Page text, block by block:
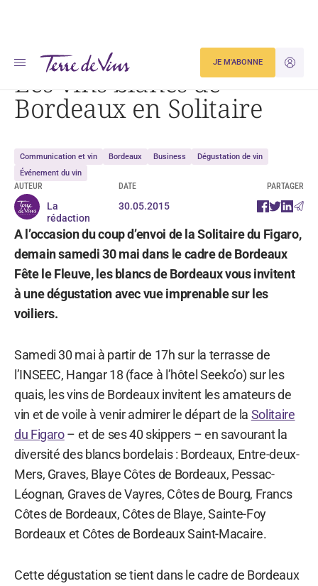
JE
JE M'ABONNE
Accueil Les vins blancs de Bordeaux en Solitaire
Les vins blancs de
Bordeaux en Solitaire
Communication et vin Bordeaux Business
Dégustation de vin
Événement du vin
AUTEUR
La
rédaction
DATE
30.05.2015
PARTAGER
A l’occasion du coup d’envoi de la Solitaire du Figaro,
demain samedi 30 mai dans le cadre de Bordeaux
Fête le Fleuve, les blancs de Bordeaux vous invitent
à une dégustation avec vue imprenable sur les
voiliers.
Samedi 30 mai à partir de 17h sur la terrasse de
l’INSEEC, Hangar 18 (face à l’hôtel Seeko’o) sur les
quais, les vins de Bordeaux invitent les amateurs de
vin et de voile à venir admirer le départ de la Solitaire
du Figaro– et de ses 40 skippers – en savourant la
diversité des blancs bordelais : Bordeaux, Entre-deux-
Mers, Graves, Blaye Côtes de Bordeaux, Pessac-
Léognan, Graves de Vayres, Côtes de Bourg, Francs
Côtes de Bordeaux, Côtes de Blaye, Sainte-Foy
Bordeaux et Côtes de Bordeaux Saint-Macaire.
Cette dégustation se tient dans le cadre de Bordeaux